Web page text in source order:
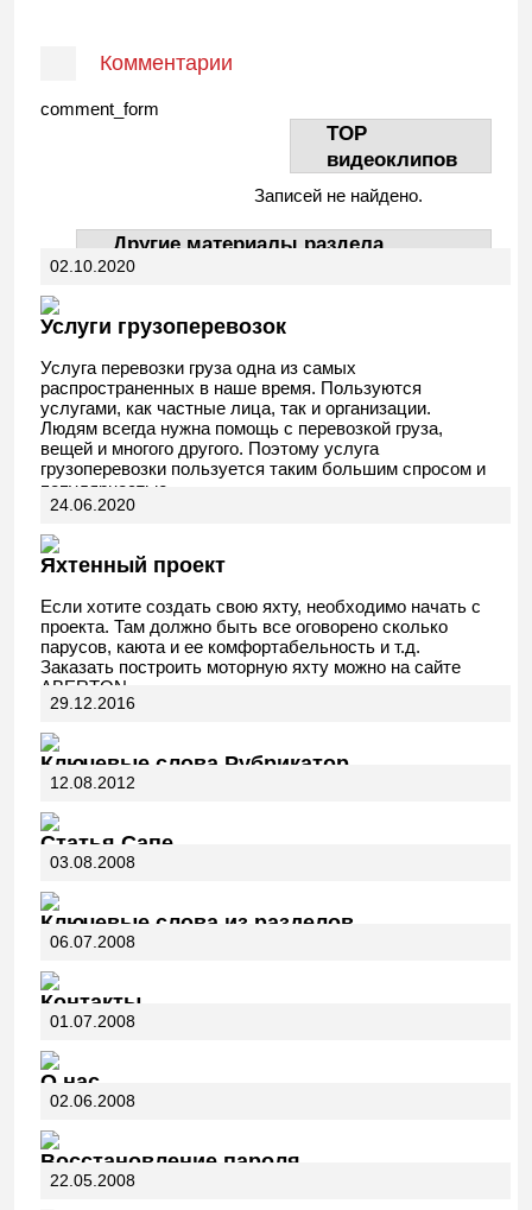
Комментарии
comment_form
TOP
видеоклипов
Записей не найдено.
Другие материалы раздела
АвтоДела
02.10.2020
Услуги грузоперевозок
Услуга перевозки груза одна из самых
распространенных в наше время. Пользуются
услугами, как частные лица, так и организации.
Людям всегда нужна помощь с перевозкой груза,
вещей и многого другого. Поэтому услуга
грузоперевозки пользуется таким большим спросом и
популярностью.
24.06.2020
Яхтенный проект
Если хотите создать свою яхту, необходимо начать с
проекта. Там должно быть все оговорено сколько
парусов, каюта и ее комфортабельность и т.д.
Заказать построить моторную яхту можно на сайте
ABERTON.
29.12.2016
Ключевые слова Рубрикатор
12.08.2012
Статья Сапе
03.08.2008
Ключевые слова из разделов
06.07.2008
Контакты
01.07.2008
О нас
02.06.2008
Восстановление пароля
22.05.2008